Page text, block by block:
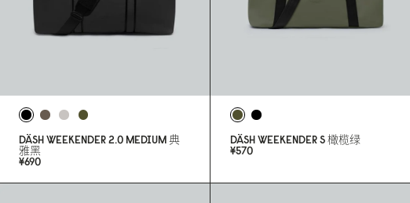
DÄSH WEEKENDER 2.0MEDIUM典
雅黑
¥690
DÄSH WEEKENDER S橄榄绿
¥570